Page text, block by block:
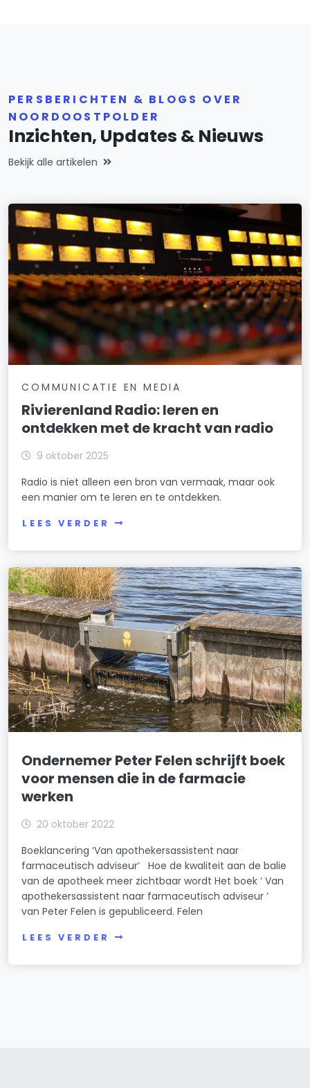
PERSBERICHTEN & BLOGS OVER
NOORDOOSTPOLDER
Inzichten, Updates & Nieuws
Bekijk alle artikelen
COMMUNICATIE EN MEDIA
Rivierenland Radio: leren en
ontdekken met de kracht van radio
9 oktober 2025
Radio is niet alleen een bron van vermaak, maar ook
een manier om te leren en te ontdekken.
LEES VERDER
Ondernemer Peter Felen schrijft boek
voor mensen die in de farmacie
werken
20 oktober 2022
Boeklancering ‘Van apothekersassistent naar
farmaceutisch adviseur’ Hoe de kwaliteit aan de balie
van de apotheek meer zichtbaar wordt Het boek ‘ Van
apothekersassistent naar farmaceutisch adviseur ’
van Peter Felen is gepubliceerd. Felen
LEES VERDER